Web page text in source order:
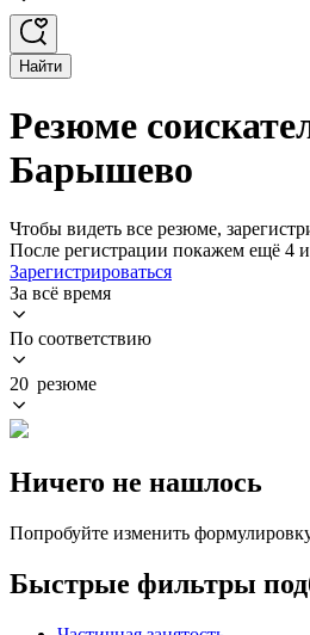
Найти
Резюме
Барышево
Чтобы видеть все резюме,
После регистрации покажем ещё 4
Зарегистрироваться
За всё время
По соответствию
20 резюме
Ничего не нашлось
Попробуйте изменить
Быстрые фильтры